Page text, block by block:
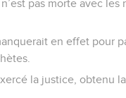
pas morte avec
en effet pour
la justice, obtenu